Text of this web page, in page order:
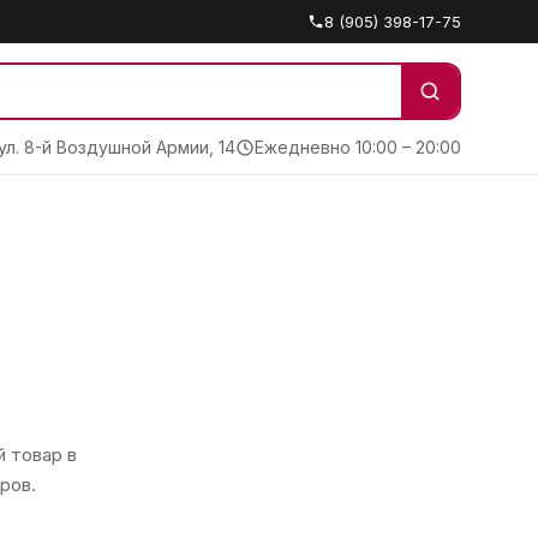
8 (905) 398-17-75
8-й Воздушной Армии, 14 Ежедневно 10:00 – 20:00
товар в